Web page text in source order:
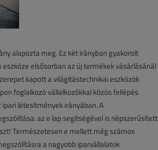
alapozta meg. Ez két irányban gyakorolt
elsősorban az új termékek vásárlásánál
kapott a világítástechnikai eszközök
foglalkozó vállalkozókkal közös fellépés
létesítmények irányában. A
az e lap segítségével is népszerűsített
Természetesen e mellett még számos
a nagyobb iparvállalatok